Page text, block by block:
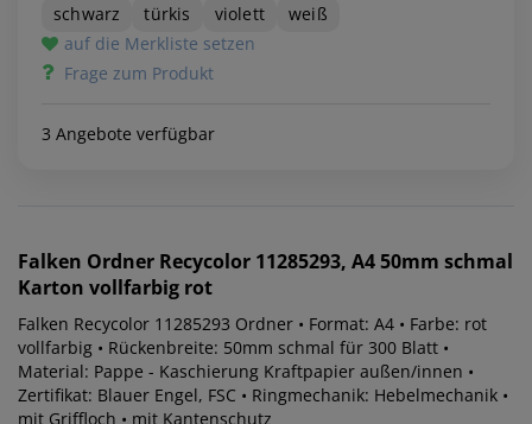
schwarz
türkis violett
weiß
auf die Merkliste setzen
Frage zum Produkt
3 Angebote verfügbar
Falken Ordner Recycolor 11285293, A4 50mm schmal
Karton vollfarbig rot
Falken Recycolor 11285293 Ordner • Format: A4 • Farbe: rot
vollfarbig • Rückenbreite: 50mm schmal für 300 Blatt •
Material: Pappe - Kaschierung Kraftpapier außen/innen •
Zertifikat: Blauer Engel, FSC • Ringmechanik: Hebelmechanik •
mit Griffloch • mit Kantenschutz